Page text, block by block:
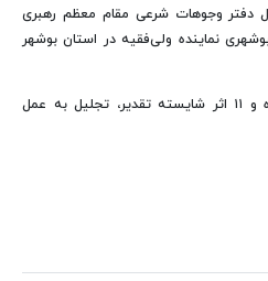
دفتر وجوهات شرعی مقام معظم رهبری
نماینده ولی‌فقیه در استان بوشهر
در این مراسم از هشت اثر برگزیده و ۱۱ اثر شایسته تقدیر، تجلیل به عمل